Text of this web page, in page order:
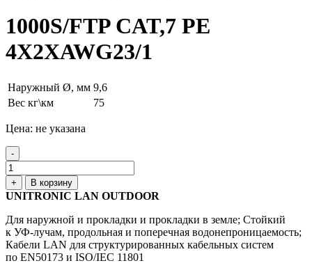
1000S/FTP CAT,7 PE
4X2XAWG23/1
Наружный Ø, мм 9,6
Вес кг\км
75
Цена: не указана
-
+ В корзину
UNITRONIC LAN OUTDOOR
Для наружной и прокладки и прокладки в земле; Стойкий
к УФ-лучам, продольная и поперечная водонепроницаемость;
Кабели LAN для структурированных кабельных систем
по EN50173 и ISO/IEC 11801